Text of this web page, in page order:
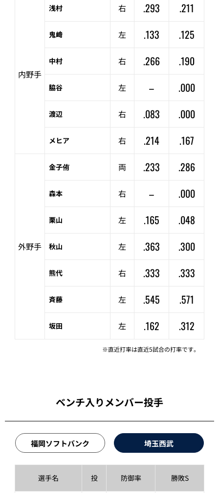
内野手
浅村 右 .293 .211
鬼﨑 左 .133 .125
中村 右 .266 .190
脇谷 左 – .000
渡辺 右 .083 .000
メヒア 右 .214 .167
外野手
金子侑 両 .233 .286
森本 右 – .000
栗山 左 .165 .048
秋山 左 .363 .300
熊代 右 .333 .333
斉藤 左 .545 .571
坂田 左 .162 .312
※直近打率は直近5試合の打率です。
ベンチ入りメンバー投手
福岡ソフトバンク 埼玉西武
選手名 投 防御率 勝敗S